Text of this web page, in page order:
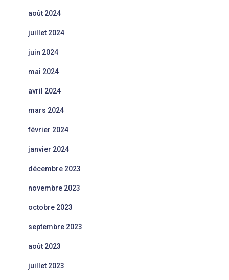
août 2024
juillet 2024
juin 2024
mai 2024
avril 2024
mars 2024
février 2024
janvier 2024
décembre 2023
novembre 2023
octobre 2023
septembre 2023
août 2023
juillet 2023